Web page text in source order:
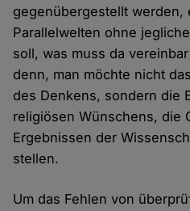
gegenübergestellt werden,
Parallelwelten ohne
soll, was muss da
denn, man möchte nicht
des Denkens, sondern die
religiösen Wünschens, die
Ergebnissen der
stellen.
Um das Fehlen von